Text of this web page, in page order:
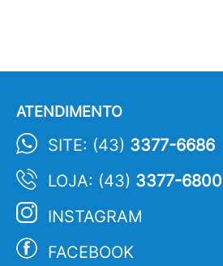
ATENDIMENTO
SITE: (43) 3377-6686
LOJA: (43) 3377-6800
INSTAGRAM
FACEBOOK